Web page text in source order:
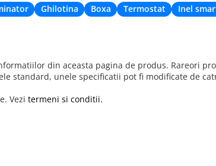
Ghilotina Boxa Termostat Inel
din aceasta pagina de produs. Rareori
standard, unele specificatii pot fi modificate de
Vezi termeni si conditii.